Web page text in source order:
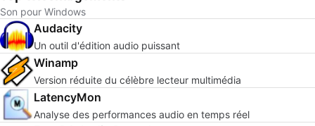
Son pour Windows
Audacity
Un outil d'édition audio puissant
Winamp
Version réduite du célèbre lecteur multimédia
LatencyMon
Analyse des performances audio en temps réel